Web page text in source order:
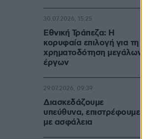
Εθνική Τράπεζα: Η
κορυφαία επιλογή για τη
χρηματοδότηση μεγάλων
έργων
30.07.2026, 15:25
Διασκεδάζουμε
υπεύθυνα, επιστρέφουμε
με ασφάλεια
29.07.2026, 09:39